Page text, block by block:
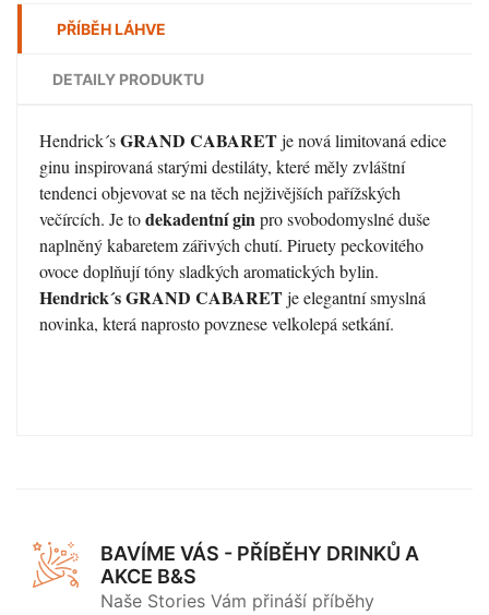
PŘÍBĚH LÁHVE
DETAILY PRODUKTU
Hendrick´sGRAND CABARETje nová limitovaná edice
ginu inspirovaná starými destiláty, které měly zvláštní
tendenci objevovat se na těch nejživějších pařížských
večírcích. Je todekadentní ginpro svobodomyslné duše
naplněný kabaretem zářivých chutí. Piruety peckovitého
ovoce doplňují tóny sladkých aromatických bylin.
Hendrick´s GRAND CABARETje elegantní smyslná
novinka, která naprosto povznese velkolepá setkání.
BAVÍME VÁS - PŘÍBĚHY DRINKŮ A
AKCE B&S
Naše Stories Vám přináší příběhy